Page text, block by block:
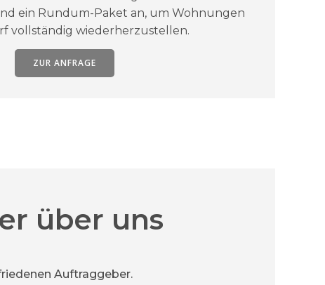
ein Rundum-Paket an, um Wohnungen
vollständig wiederherzustellen.
ZUR ANFRAGE
über uns
Auftraggeber.